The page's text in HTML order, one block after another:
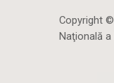
Copyright
Naţională a